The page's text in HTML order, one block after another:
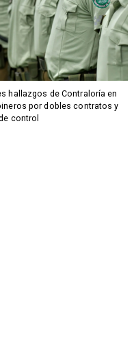
hallazgos de Contraloría en
por dobles contratos y
control